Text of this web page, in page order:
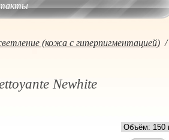
(кожа с гиперпигментацией)/
Newhite